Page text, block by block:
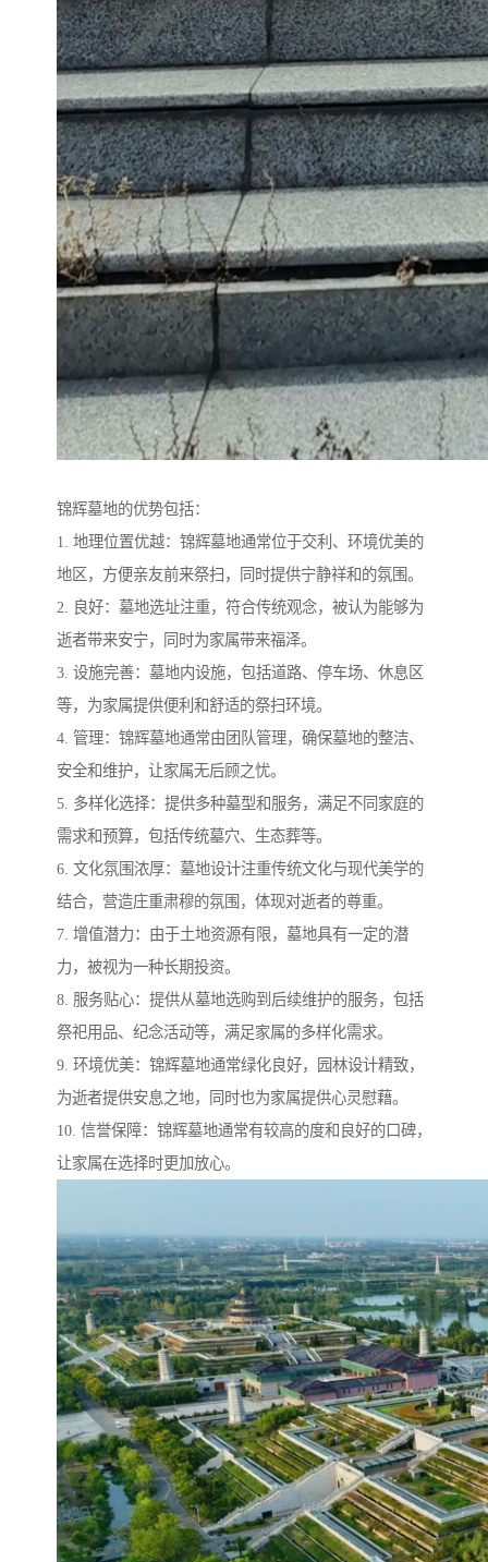
锦辉墓地的优势包括：
1. 地理位置优越：锦辉墓地通常位于交利、环境优美的
地区，方便亲友前来祭扫，同时提供宁静祥和的氛围。
2. 良好：墓地选址注重，符合传统观念，被认为能够为
逝者带来安宁，同时为家属带来福泽。
3. 设施完善：墓地内设施，包括道路、停车场、休息区
等，为家属提供便利和舒适的祭扫环境。
4. 管理：锦辉墓地通常由团队管理，确保墓地的整洁、
安全和维护，让家属无后顾之忧。
5. 多样化选择：提供多种墓型和服务，满足不同家庭的
需求和预算，包括传统墓穴、生态葬等。
6. 文化氛围浓厚：墓地设计注重传统文化与现代美学的
结合，营造庄重肃穆的氛围，体现对逝者的尊重。
7. 增值潜力：由于土地资源有限，墓地具有一定的潜
力，被视为一种长期投资。
8. 服务贴心：提供从墓地选购到后续维护的服务，包括
祭祀用品、纪念活动等，满足家属的多样化需求。
9. 环境优美：锦辉墓地通常绿化良好，园林设计精致，
为逝者提供安息之地，同时也为家属提供心灵慰藉。
10. 信誉保障：锦辉墓地通常有较高的度和良好的口碑，
让家属在选择时更加放心。